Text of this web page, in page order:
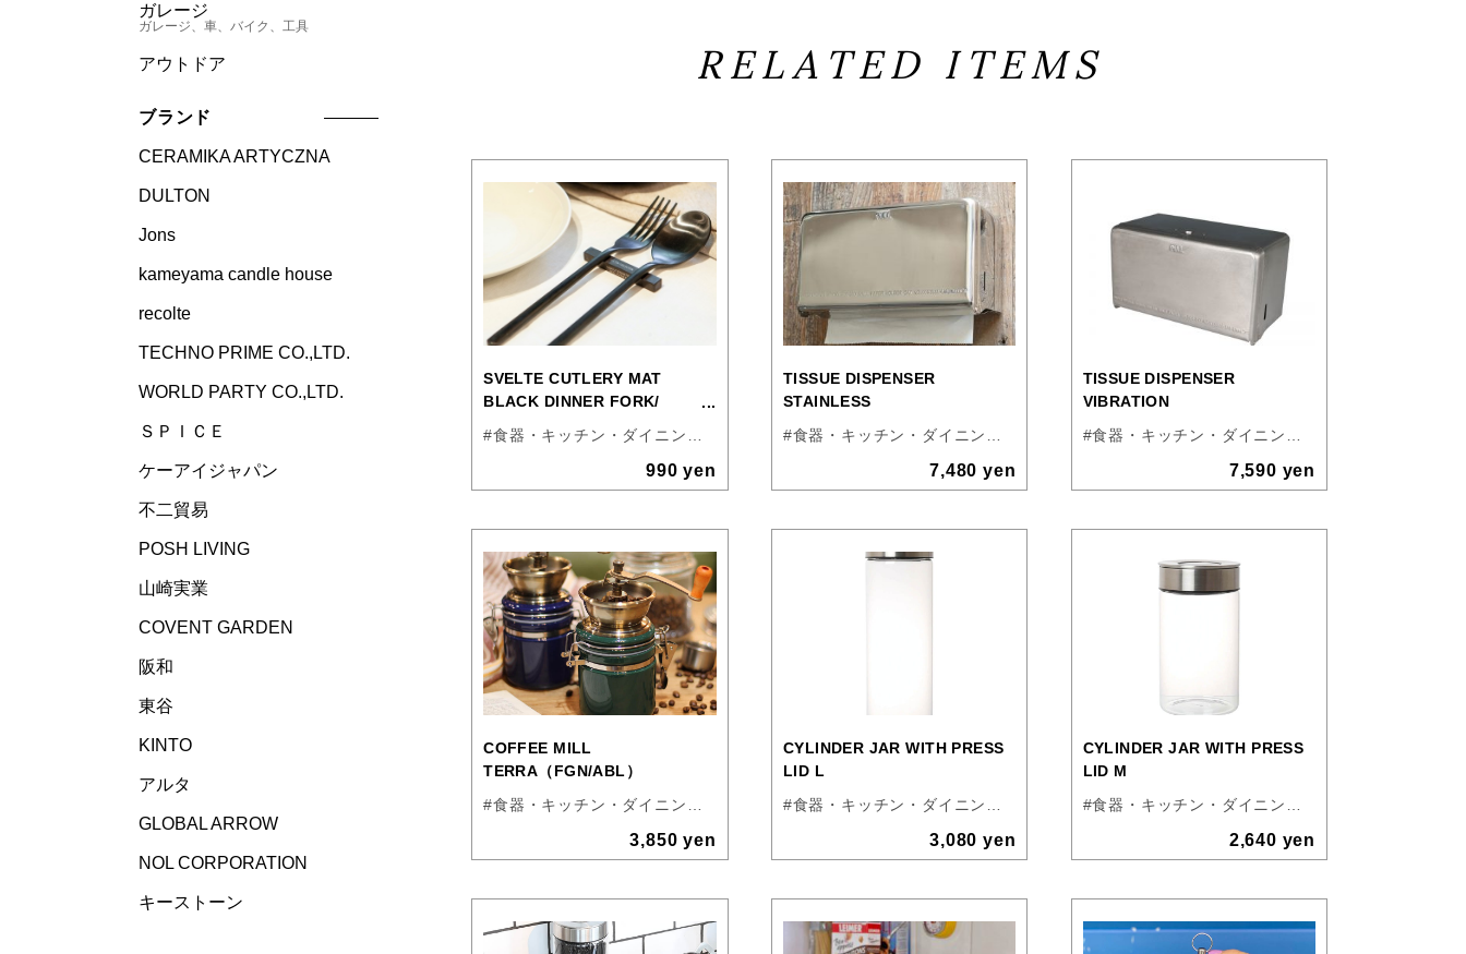
RELATED ITEMS
SVELTE CUTLERY MAT
BLACK DINNER FORK/
DINNER KNIFE/ DINNER
SPOON
990 yen
TISSUE DISPENSER
STAINLESS
#バス・トイレ・洗面#インテリア、アート
7,480 yen
TISSUE DISPENSER
VIBRATION
7,590 yen
COFFEE MILL
TERRA（FGN/ABL）
#アウトドア#DULTON
3,850 yen
CYLINDER JAR WITH PRESS
LID L
3,080 yen
CYLINDER JAR WITH PRESS
LID M
2,640 yen
ガレージ
ガレージ、車、バイク、工具
アウトドア
ブランド
CERAMIKA ARTYCZNA
DULTON
Jons
kameyama candle house
recolte
TECHNO PRIME CO.,LTD.
WORLD PARTY CO.,LTD.
ＳＰＩＣＥ
ケーアイジャパン
不二貿易
POSH LIVING
山崎実業
COVENT GARDEN
阪和
東谷
KINTO
アルタ
GLOBAL ARROW
NOL CORPORATION
キーストーン